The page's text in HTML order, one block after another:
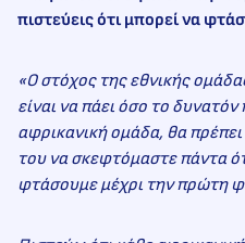
πιστεύεις ότι μπορεί να
«Ο στόχος της εθνικής
είναι να πάει όσο το
αφρικανική ομάδα, θα
του να σκεφτόμαστε πάντα
φτάσουμε μέχρι την πρώτη